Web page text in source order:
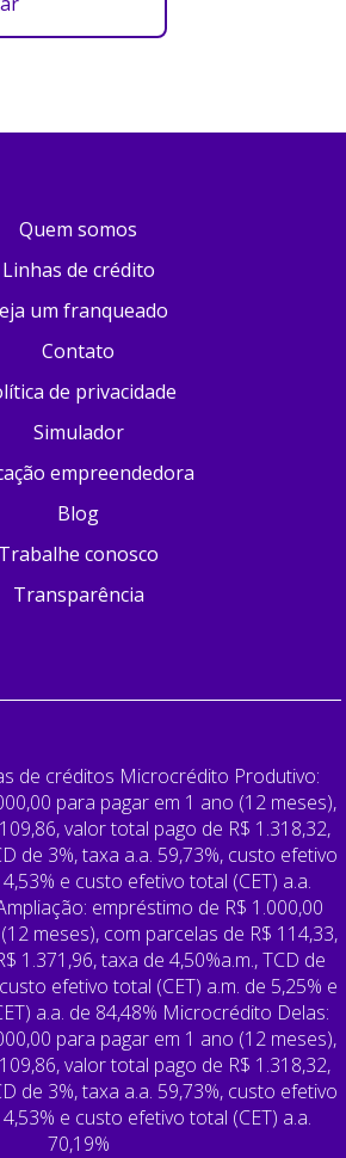
Quem somos
Linhas de crédito
um franqueado
Contato
de privacidade
Simulador
empreendedora
Blog
Trabalhe conosco
Transparência
de créditos Microcrédito Produtivo:
para pagar em 1 ano (12 meses),
valor total pago de R$ 1.318,32,
de 3%, taxa a.a. 59,73%, custo efetivo
e custo efetivo total (CET) a.a.
empréstimo de R$ 1.000,00
meses), com parcelas de R$ 114,33,
1.371,96, taxa de 4,50%a.m., TCD de
efetivo total (CET) a.m. de 5,25% e
a.a. de 84,48% Microcrédito Delas:
para pagar em 1 ano (12 meses),
valor total pago de R$ 1.318,32,
de 3%, taxa a.a. 59,73%, custo efetivo
e custo efetivo total (CET) a.a.
70,19%